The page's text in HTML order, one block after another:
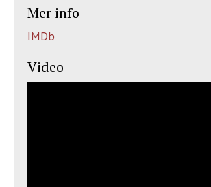
Mer info
IMDb
Video